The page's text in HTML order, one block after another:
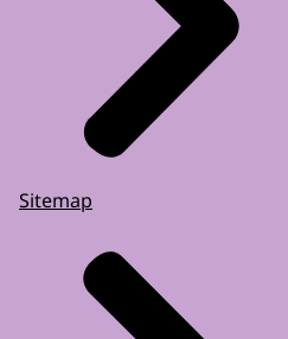
Sitemap